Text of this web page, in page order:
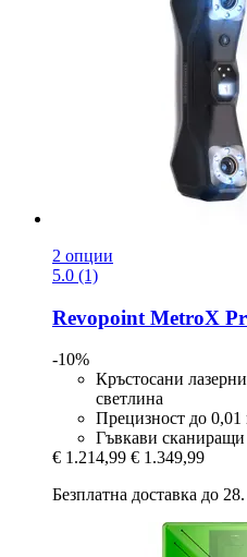
2 опции
5.0 (1)
Revopoint MetroX
-10%
Кръстосани
светлина
Прецизност до 0,01
Гъвкави
€ 1.214,99 € 1.349,99
Безплатна доставка до